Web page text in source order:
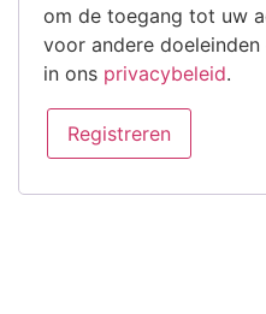
om de toegang tot uw
voor andere
in ons privacybeleid.
Registreren